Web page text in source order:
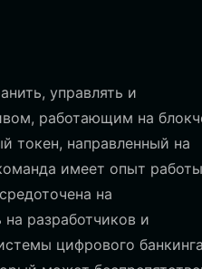
управлять и
работающим на
токен, направленный на
имеет опыт
на
разработчиков и
цифрового